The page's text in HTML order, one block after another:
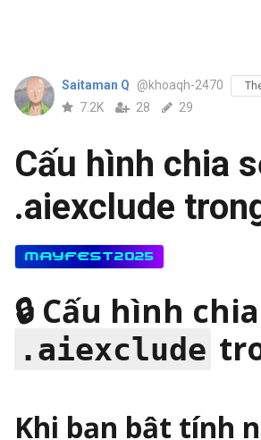
Saitaman Q @khoaqh-2470
7.2K 28 29
Cấu hình chia
.aiexclude
MAYFEST2025
🔒 Cấu hình
.aiexclude
Khi bạn bật tính